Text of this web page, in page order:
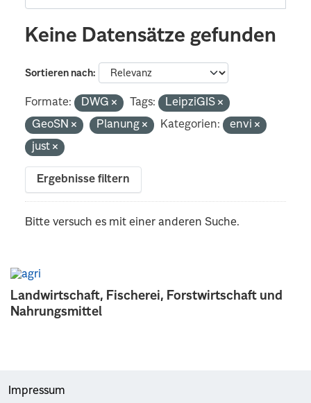
Landwirtschaft, Fischerei, Forstwirtschaft und
Nahrungsmittel
Keine Datensätze gefunden
Sortieren nach
Formate: DWG Tags:
LeipziGIS
GeoSN
Planung Kategorien:
envi
just
Ergebnisse filtern
Bitte versuch es mit einer anderen Suche.
Impressum